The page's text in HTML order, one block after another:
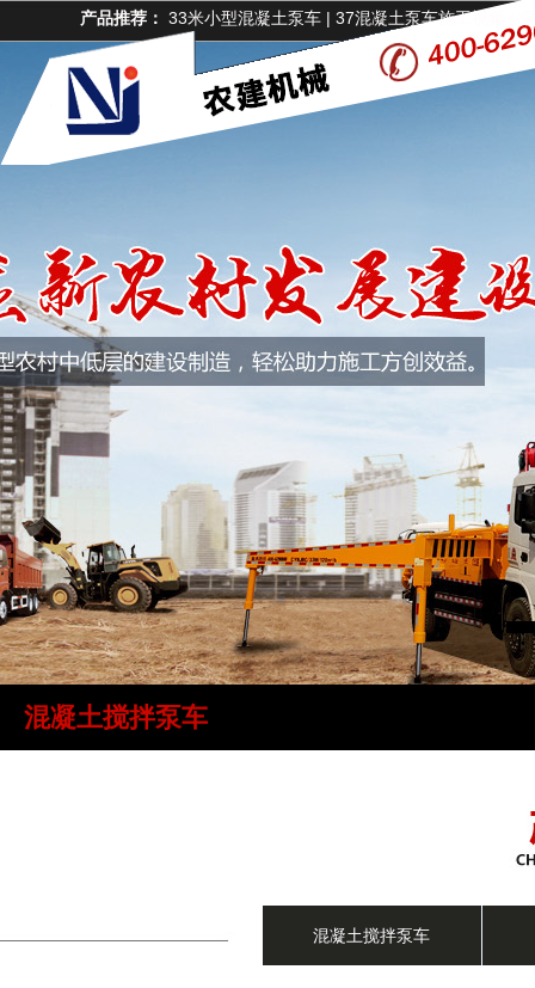
产品推荐： 33米小型混凝土泵车 | 37混凝土泵车施工视频
混凝土搅拌泵车
混凝土搅拌泵车